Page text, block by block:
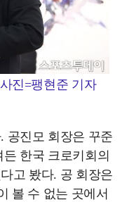
진=팽현준 기자
공진모 회장은 꾸준
한국 크로키회의
고 봤다. 공 회장은
볼 수 없는 곳에서